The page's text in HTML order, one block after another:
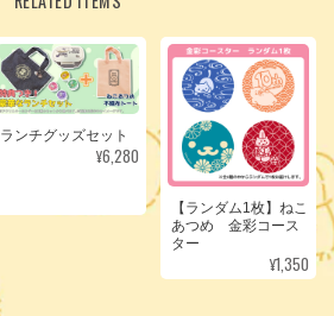
ランチグッズセット
¥6,280
【ランダム1枚】ねこ
あつめ 金彩コース
ター
¥1,350